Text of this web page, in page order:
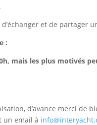
d’échanger et de partager
:
mais les plus motivés
d’avance merci de
un email à